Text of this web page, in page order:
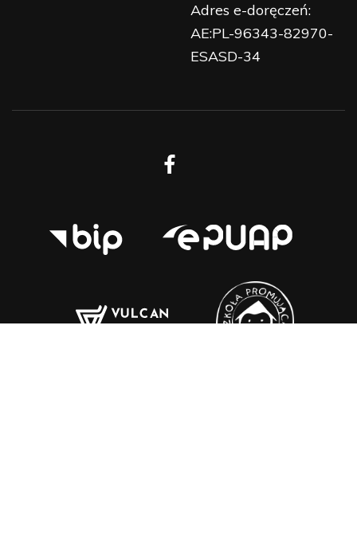
Adres e-doręczeń:
AE:PL-96343-82970-
ESASD-34